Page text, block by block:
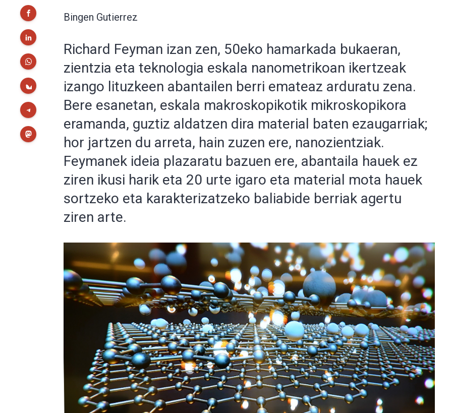
Bingen Gutierrez
Richard Feyman izan zen, 50eko hamarkada bukaeran,
zientzia eta teknologia eskala nanometrikoan ikertzeak
izango lituzkeen abantailen berri emateaz arduratu zena.
Bere esanetan, eskala makroskopikotik mikroskopikora
eramanda, guztiz aldatzen dira material baten ezaugarriak;
hor jartzen du arreta, hain zuzen ere, nanozientziak.
Feymanek ideia plazaratu bazuen ere, abantaila hauek ez
ziren ikusi harik eta 20 urte igaro eta material mota hauek
sortzeko eta karakterizatzeko baliabide berriak agertu
ziren arte.